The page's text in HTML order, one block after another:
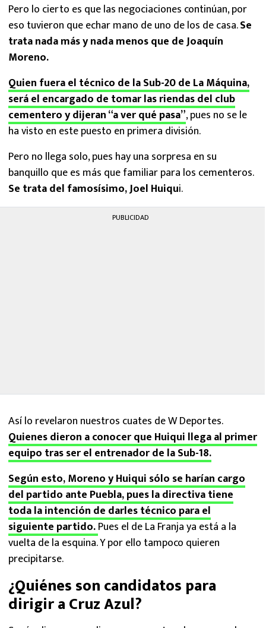
Pero lo cierto es que las negociaciones continúan, por
eso tuvieron que echar mano de uno de los de casa.Se
trata nada más y nada menos que de Joaquín
Moreno.
Quien fuera el técnico de la Sub-20 de La Máquina,
será el encargado de tomar las riendas del club
cementero y dijeran “a ver qué pasa”, pues no se le
ha visto en este puesto en primera división.
Pero no llega solo, pues hay una sorpresa en su
banquillo que es más que familiar para los cementeros.
Se trata del famosísimo, Joel Huiqui.
PUBLICIDAD
Así lo revelaron nuestros cuates de W Deportes.
Quienes dieron a conocer que Huiqui llega al primer
equipo tras ser el entrenador de la Sub-18.
Según esto, Moreno y Huiqui sólo se harían cargo
del partido ante Puebla, pues la directiva tiene
toda la intención de darles técnico para el
siguiente partido.Pues el de La Franja ya está a la
vuelta de la esquina. Y por ello tampoco quieren
precipitarse.
¿Quiénes son candidatos para
dirigir a Cruz Azul?